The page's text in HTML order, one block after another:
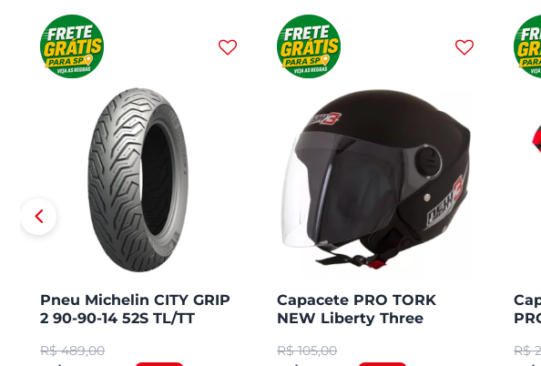
Pneu Michelin CITY GRIP
2 90-90-14 52S TL/TT
R$ 489,00
Capacete PRO TORK
NEW Liberty Three
R$ 105,00 R$